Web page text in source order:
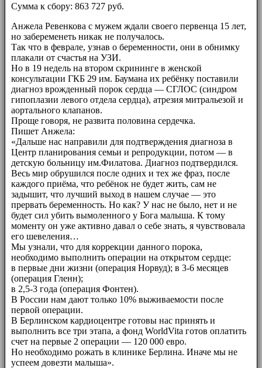
Сумма к сбору: 863 727 руб.
Анжела Ревенкова с мужем ждали своего первенца 15 лет,
но забеременеть никак не получалось.
Так что в феврале, узнав о беременности, они в обнимку
плакали от счастья на УЗИ.
Но в 19 недель на втором скрининге в женской
консультации ГКБ 29 им. Баумана их ребёнку поставили
диагноз врожденный порок сердца — СГЛОС (синдром
гипоплазии левого отдела сердца), атрезия митральезой и
аортального клапанов.
Проще говоря, не развита половина сердечка.
Пишет Анжела:
«Дальше нас направили для подтверждения диагноза в
Центр планирования семьи и репродукции, потом — в
детскую больницу им.Филатова. Диагноз подтвердился.
Весь мир обрушился после одних и тех же фраз, после
каждого приёма, что ребёнок не будет жить, сам не
задышит, что лучший выход в нашем случае — это
прервать беременность. Но как? У нас не было, нет и не
будет сил убить вымоленного у Бога малыша. К тому
моменту он уже активно давал о себе знать, я чувствовала
его шевеления…
Мы узнали, что для коррекции данного порока,
необходимо выполнить операции на открытом сердце:
в первые дни жизни (операция Норвуд); в 3-6 месяцев
(операция Гленн);
в 2,5-3 года (операция Фонтен).
В России нам дают только 10% выживаемости после
первой операции.
В Берлинском кардиоцентре готовы нас принять и
выполнить все три этапа, а фонд WorldVita готов оплатить
счет на первые 2 операции — 120 000 евро.
Но необходимо рожать в клинике Берлина. Иначе мы не
успеем довезти малыша».